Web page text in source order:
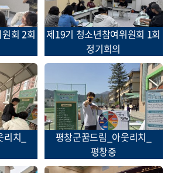
회 2회
제19기 청소년참여위원회 1회
정기회의
치_
평창군꿈드림_아웃리치_
평창중